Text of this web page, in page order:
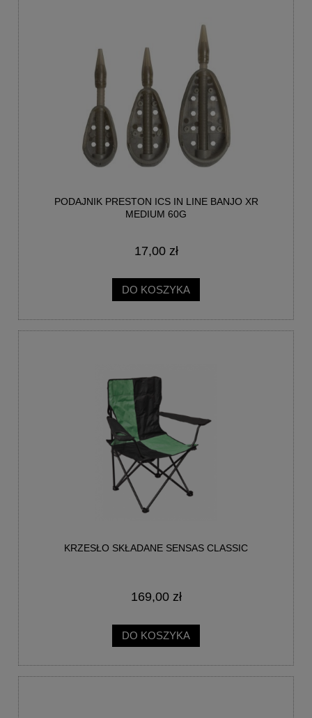
PODAJNIK PRESTON ICS IN LINE BANJO XR
MEDIUM 60G
17,00 zł
DO KOSZYKA
KRZESŁO SKŁADANE SENSAS CLASSIC
169,00 zł
DO KOSZYKA